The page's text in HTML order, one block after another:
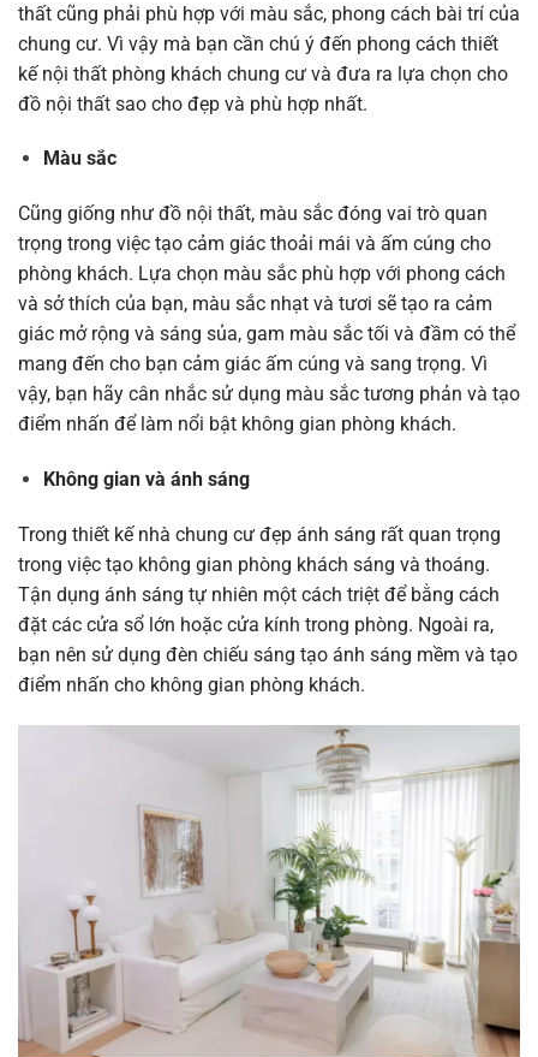
thất cũng phải phù hợp với màu sắc, phong cách bài trí của
chung cư. Vì vậy mà bạn cần chú ý đến phong cách thiết
kế nội thất phòng khách chung cư và đưa ra lựa chọn cho
đồ nội thất sao cho đẹp và phù hợp nhất.
Màu sắc
Cũng giống như đồ nội thất, màu sắc đóng vai trò quan
trọng trong việc tạo cảm giác thoải mái và ấm cúng cho
phòng khách. Lựa chọn màu sắc phù hợp với phong cách
và sở thích của bạn, màu sắc nhạt và tươi sẽ tạo ra cảm
giác mở rộng và sáng sủa, gam màu sắc tối và đầm có thể
mang đến cho bạn cảm giác ấm cúng và sang trọng. Vì
vậy, bạn hãy cân nhắc sử dụng màu sắc tương phản và tạo
điểm nhấn để làm nổi bật không gian phòng khách.
Không gian và ánh sáng
Trong thiết kế nhà chung cư đẹp ánh sáng rất quan trọng
trong việc tạo không gian phòng khách sáng và thoáng.
Tận dụng ánh sáng tự nhiên một cách triệt để bằng cách
đặt các cửa sổ lớn hoặc cửa kính trong phòng. Ngoài ra,
bạn nên sử dụng đèn chiếu sáng tạo ánh sáng mềm và tạo
điểm nhấn cho không gian phòng khách.